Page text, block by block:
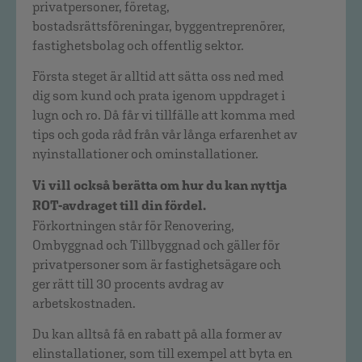
privatpersoner, företag,
bostadsrättsföreningar, byggentreprenörer,
fastighetsbolag och offentlig sektor.
Första steget är alltid att sätta oss ned med
dig som kund och prata igenom uppdraget i
lugn och ro. Då får vi tillfälle att komma med
tips och goda råd från vår långa erfarenhet av
nyinstallationer och ominstallationer.
Vi vill också berätta om hur du kan nyttja
ROT-avdraget till din fördel.
Förkortningen står för Renovering,
Ombyggnad och Tillbyggnad och gäller för
privatpersoner som är fastighetsägare och
ger rätt till 30 procents avdrag av
arbetskostnaden.
Du kan alltså få en rabatt på alla former av
elinstallationer, som till exempel att byta en